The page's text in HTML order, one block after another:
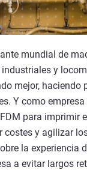
mundial de
y
mejor,
Y como
para imprimir
costes y agilizar
la
a evitar largos